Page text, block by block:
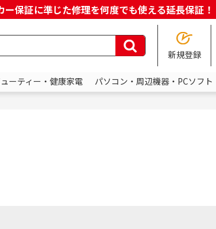
保証に準じた修理を何度でも使える延長保証！
新規登録
ーティー・健康家電 パソコン・周辺機器・PCソフト